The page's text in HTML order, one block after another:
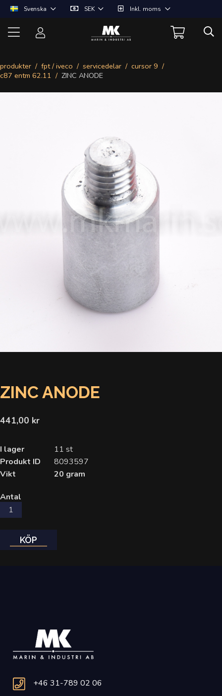
Svenska SEK Inkl. moms
produkter fpt / iveco servicedelar
cursor 9
c87 entm 62.11
ZINC ANODE
ZINC ANODE
441,00 kr
I lager
11 st
Produkt ID
8093597
Vikt
20 gram
Antal
KÖP
+46 31-789 02 06